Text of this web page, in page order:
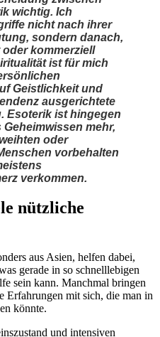
wichtig. Ich
nicht nach ihrer
sondern danach,
kommerziell
ist für mich
Geistlichkeit und
ausgerichtete
Esoterik ist hingegen
mehr,
oder
vorbehalten
verkommen.
nützliche
aus Asien, helfen dabei,
gerade in so schnelllebigen
sein kann. Manchmal bringen
Erfahrungen mit sich, die man in
könnte.
und intensiven